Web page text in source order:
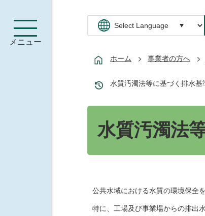
メニュー
ホーム 事業者の方へ
水質汚濁法等に基づく排水基
水質汚濁法
公共水域における水質の環境保全
特に、工場及び事業場からの排出